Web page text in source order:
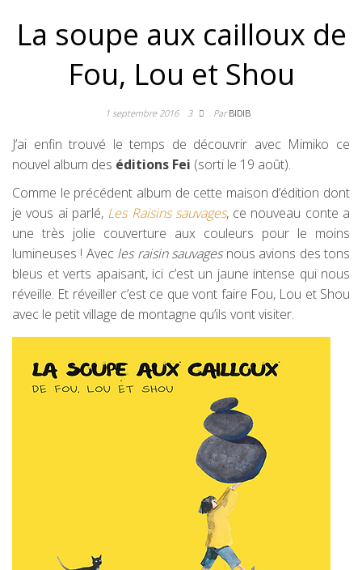
La soupe aux cailloux de
Fou, Lou et Shou
1 septembre 2016 3 ParBIDIB
J’ai enfin trouvé le temps de découvrir avec Mimiko ce
nouvel album des éditions Fei (sorti le 19 août).
Comme le précédent album de cette maison d’édition dont
je vous ai parlé, Les Raisins sauvages, ce nouveau conte a
une très jolie couverture aux couleurs pour le moins
lumineuses ! Avec les raisin sauvagesnous avions des tons
bleus et verts apaisant, ici c’est un jaune intense qui nous
réveille. Et réveiller c’est ce que vont faire Fou, Lou et Shou
avec le petit village de montagne qu’ils vont visiter.